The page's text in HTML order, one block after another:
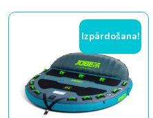
Izpārdošana!